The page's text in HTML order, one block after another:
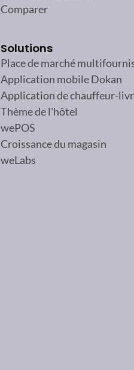
Comparer
Solutions
Place de marché
Application mobile Dokan
Application de chauffeur-
Thème de l'hôtel
wePOS
Croissance du magasin
weLabs